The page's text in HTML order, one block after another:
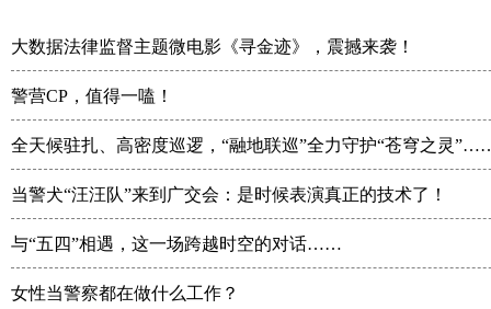
大数据法律监督主题微电影《寻金迹》，震撼来袭！
警营CP，值得一嗑！
全天候驻扎、高密度巡逻，“融地联巡”全力守护“苍穹之灵
当警犬“汪汪队”来到广交会：是时候表演真正的技术了！
与“五四”相遇，这一场跨越时空的对话……
女性当警察都在做什么工作？